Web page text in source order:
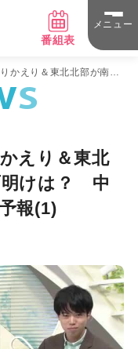
番組表
メニュー
かえり＆東北北部が南部
友祐気象予報士の天気
S
えり＆東北
明けは？ 中
報(1)